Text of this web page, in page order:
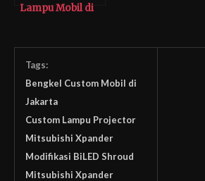
Lampu Mobil di
Tags:
Bengkel Custom Mobil di
Jakarta
Custom Lampu Projector
Mitsubishi Xpander
Modifikasi BiLED Shroud
Mitsubishi Xpander